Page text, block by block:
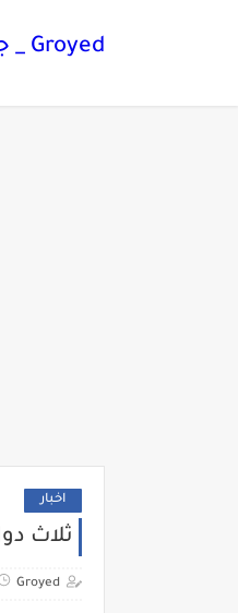
Groyed _ جرويد
اخبار
ثلاث
Groyed